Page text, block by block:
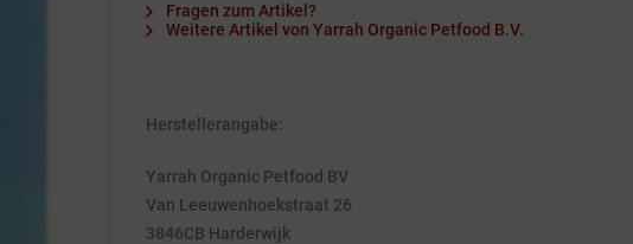
Fragen zum Artikel?
Weitere Artikel von Yarrah Organic Petfood B.V.
Herstellerangabe:
Yarrah Organic Petfood BV
Van Leeuwenhoekstraat 26
3846CB Harderwijk